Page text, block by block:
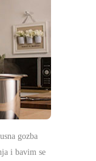
gozba
i bavim se